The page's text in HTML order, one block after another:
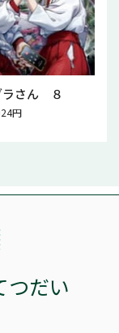
ラさん ８
円
つだい